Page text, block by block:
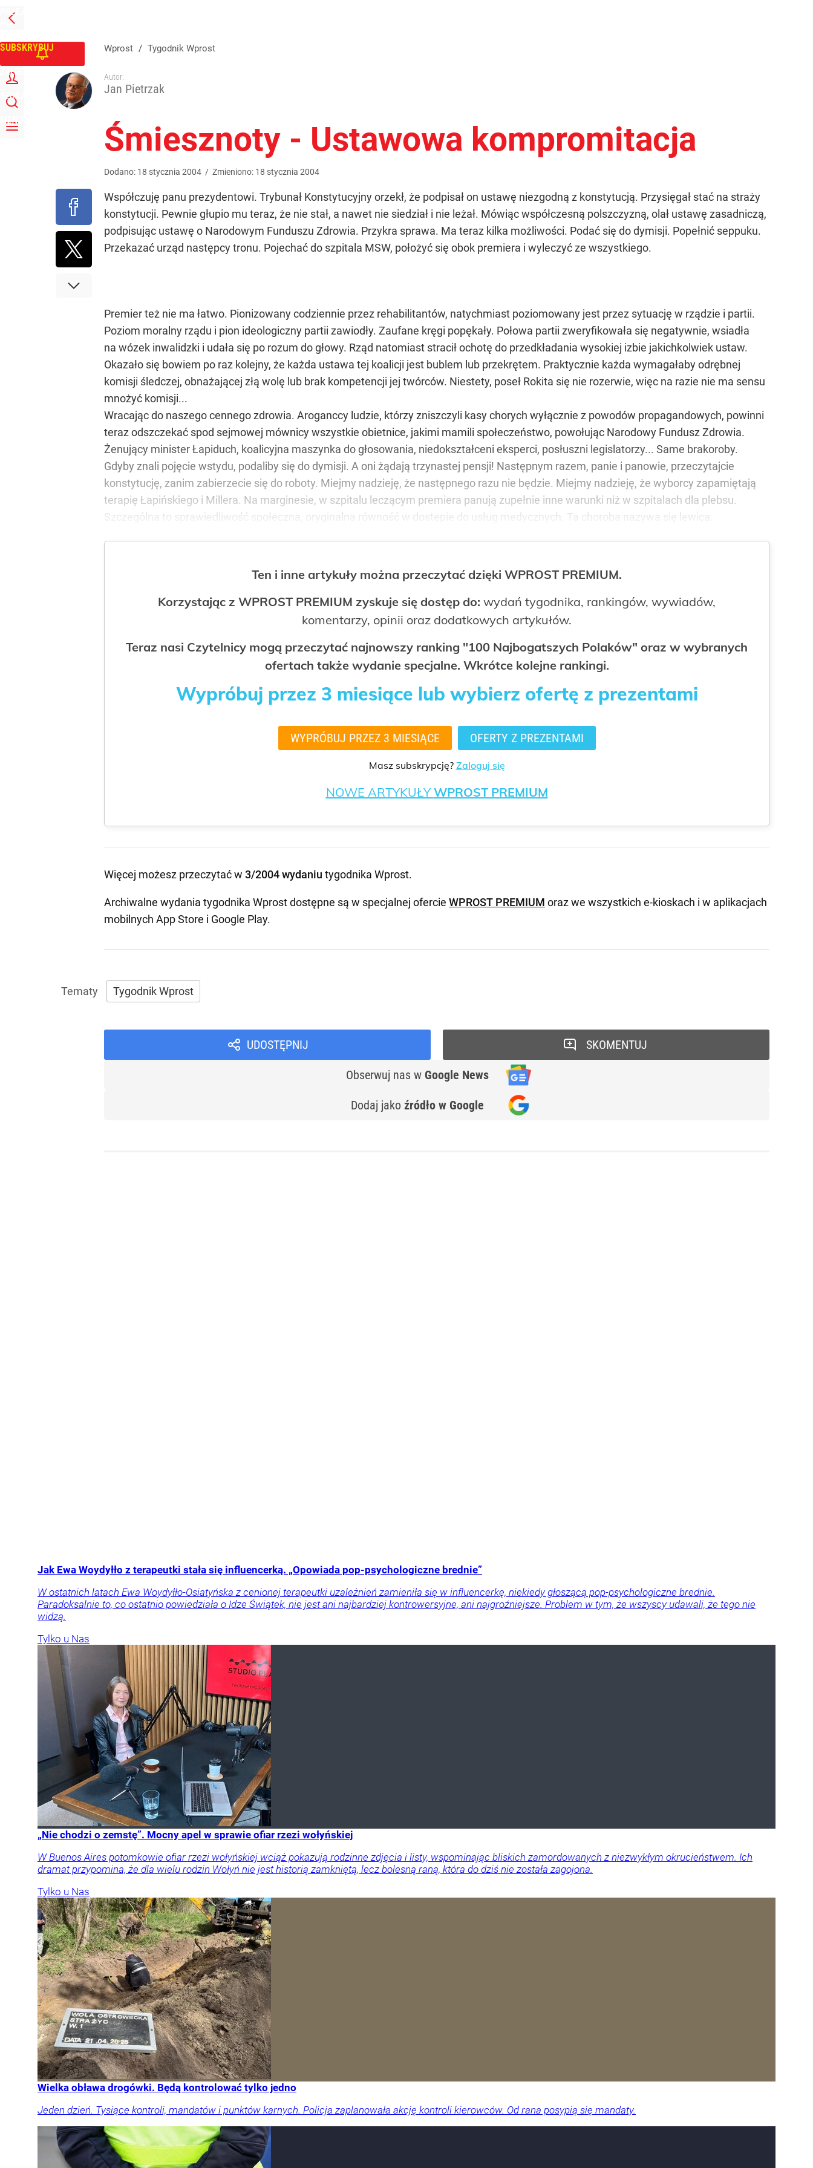
PRZEJDŹ
NA
GŁÓWNĄ
SUBSKRYBUJ
ZALOGUJ
SZUKAJ
MENU
Wprost / Tygodnik Wprost
Autor:
Jan Pietrzak
Śmiesznoty - Ustawowa kompromitacja
Dodano: 18 stycznia 2004 / Zmieniono: 18 stycznia 2004
Współczuję panu prezydentowi. Trybunał Konstytucyjny orzekł, że podpisał on ustawę niezgodną z konstytucją. Przysięgał stać na straży
konstytucji. Pewnie głupio mu teraz, że nie stał, a nawet nie siedział i nie leżał. Mówiąc współczesną polszczyzną, olał ustawę zasadniczą,
podpisując ustawę o Narodowym Funduszu Zdrowia. Przykra sprawa. Ma teraz kilka możliwości. Podać się do dymisji. Popełnić seppuku.
Przekazać urząd następcy tronu. Pojechać do szpitala MSW, położyć się obok premiera i wyleczyć ze wszystkiego.
Premier też nie ma łatwo. Pionizowany codziennie przez rehabilitantów, natychmiast poziomowany jest przez sytuację w rządzie i partii.
Poziom moralny rządu i pion ideologiczny partii zawiodły. Zaufane kręgi popękały. Połowa partii zweryfikowała się negatywnie, wsiadła
na wózek inwalidzki i udała się po rozum do głowy. Rząd natomiast stracił ochotę do przedkładania wysokiej izbie jakichkolwiek ustaw.
Okazało się bowiem po raz kolejny, że każda ustawa tej koalicji jest bublem lub przekrętem. Praktycznie każda wymagałaby odrębnej
komisji śledczej, obnażającej złą wolę lub brak kompetencji jej twórców. Niestety, poseł Rokita się nie rozerwie, więc na razie nie ma sensu
mnożyć komisji...
Wracając do naszego cennego zdrowia. Aroganccy ludzie, którzy zniszczyli kasy chorych wyłącznie z powodów propagandowych, powinni
teraz odszczekać spod sejmowej mównicy wszystkie obietnice, jakimi mamili społeczeństwo, powołując Narodowy Fundusz Zdrowia.
Żenujący minister Łapiduch, koalicyjna maszynka do głosowania, niedokształceni eksperci, posłuszni legislatorzy... Same brakoroby.
Gdyby znali pojęcie wstydu, podaliby się do dymisji. A oni żądają trzynastej pensji! Następnym razem, panie i panowie, przeczytajcie
konstytucję, zanim zabierzecie się do roboty. Miejmy nadzieję, że następnego razu nie będzie. Miejmy nadzieję, że wyborcy zapamiętają
terapię Łapińskiego i Millera. Na marginesie, w szpitalu leczącym premiera panują zupełnie inne warunki niż w szpitalach dla plebsu.
Szczególna to sprawiedliwość społeczna, oryginalna równość w dostępie do usług medycznych. Ta choroba nazywa się lewica.
Ten i inne artykuły można przeczytać dzięki WPROST PREMIUM.
Korzystając z WPROST PREMIUM zyskuje się dostęp do: wydań tygodnika, rankingów, wywiadów,
komentarzy, opinii oraz dodatkowych artykułów.
Teraz nasi Czytelnicy mogą przeczytać najnowszy ranking "100 Najbogatszych Polaków" oraz w wybranych
ofertach także wydanie specjalne. Wkrótce kolejne rankingi.
Wypróbuj przez 3 miesiące lub wybierz ofertę z prezentami
WYPRÓBUJ PRZEZ 3 MIESIĄCE OFERTY Z PREZENTAMI
Masz subskrypcję? Zaloguj się
NOWE ARTYKUŁYWPROST PREMIUM
Więcej możesz przeczytać w 3/2004 wydaniu tygodnika Wprost.
Archiwalne wydania tygodnika Wprost dostępne są w specjalnej ofercie WPROST PREMIUM oraz we wszystkich e-kioskach i w aplikacjach
mobilnych App Store i Google Play.
Tygodnik Wprost
UDOSTĘPNIJ
Obserwuj nas w Google News
Dodaj jako źródło w Google
SKOMENTUJ
Jak Ewa Woydyłło z terapeutki stała się influencerką. „Opowiada pop-psychologiczne brednie”
W ostatnich latach Ewa Woydyłło-Osiatyńska z cenionej terapeutki uzależnień zamieniła się w influencerkę, niekiedy głoszącą pop-psychologiczne brednie.
Paradoksalnie to, co ostatnio powiedziała o Idze Świątek, nie jest ani najbardziej kontrowersyjne, ani najgroźniejsze. Problem w tym, że wszyscy udawali, że tego nie
widzą.
Tylko u Nas
„Nie chodzi o zemstę”. Mocny apel w sprawie ofiar rzezi wołyńskiej
W Buenos Aires potomkowie ofiar rzezi wołyńskiej wciąż pokazują rodzinne zdjęcia i listy, wspominając bliskich zamordowanych z niezwykłym okrucieństwem. Ich
dramat przypomina, że dla wielu rodzin Wołyń nie jest historią zamkniętą, lecz bolesną raną, która do dziś nie została zagojona.
Tylko u Nas
Wielka obława drogówki. Będą kontrolować tylko jedno
Jeden dzień. Tysiące kontroli, mandatów i punktów karnych. Policja zaplanowała akcję kontroli kierowców. Od rana posypią się mandaty.